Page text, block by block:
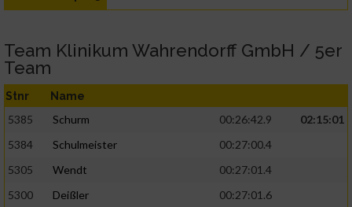
Team Klinikum Wahrendorff GmbH / 5er
Team
Stnr Name
5385 Schurm 00:26:42.9
02:15:01
5384
Schulmeister
00:27:00.4
5305
Wendt
00:27:01.4
5300
Deißler
00:27:01.6